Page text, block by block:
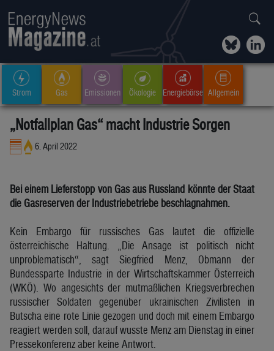
Strom Gas Emissionen Ökologie Energiebörse Allgemein
„Notfallplan Gas“ macht Industrie Sorgen
6. April 2022
Bei einem Lieferstopp von Gas aus Russland könnte der Staat
die Gasreserven der Industriebetriebe beschlagnahmen.
Kein Embargo für russisches Gas lautet die offizielle
österreichische Haltung. „Die Ansage ist politisch nicht
unproblematisch“, sagt Siegfried Menz, Obmann der
Bundessparte Industrie in der Wirtschaftskammer Österreich
(WKÖ). Wo angesichts der mutmaßlichen Kriegsverbrechen
russischer Soldaten gegenüber ukrainischen Zivilisten in
Butscha eine rote Linie gezogen und doch mit einem Embargo
reagiert werden soll, darauf wusste Menz am Dienstag in einer
Pressekonferenz aber keine Antwort.